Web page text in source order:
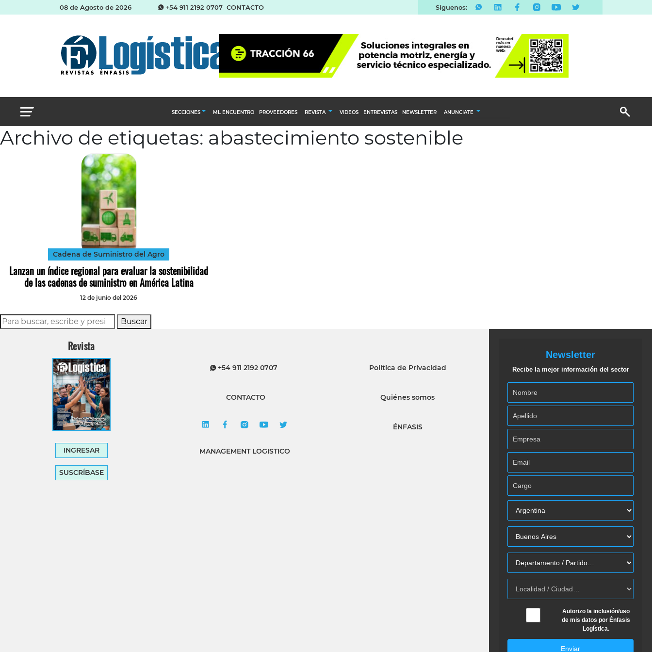
08 de Agosto de 2026 +54 911 2192 0707 CONTACTO Síguenos:
SECCIONES
Abastecimiento y compras
ML ENCUENTRO PROVEEDORES REVISTA
Calendario Editorial
Ediciones Anteriores
VIDEOS ENTREVISTAS NEWSLETTER ANUNCIATE
Publicidad Display
Archivo de etiquetas: abastecimiento sostenible
Cadena de Suministro del Agro
Lanzan un índice regional para evaluar la sostenibilidad
de las cadenas de suministro en América Latina
12 de junio del 2026
Buscar
Revista
INGRESAR
SUSCRÍBASE
+54 911 2192 0707
CONTACTO
MANAGEMENT LOGISTICO
Política de Privacidad
Quiénes somos
ÉNFASIS
Newsletter
Recibe la mejor información del sector
Autorizo la inclusión/uso
de mis datos por Énfasis
Logística.
Enviar